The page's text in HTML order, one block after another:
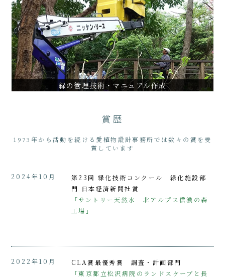
緑の管理技術・マニュアル作成
沖縄緑化樹木剪定調査
大本山永平寺伽藍周辺樹木（スギ巨木）維持管理計画
街路樹剪定ハンドブック作成
VIEW ALL
賞歴
1973年から活動を続ける愛植物設計事務所では数々の賞を受
賞しています
2024年10月
第23回 緑化技術コンクール 緑化施設部
門 日本経済新聞社賞
「サントリー天然水 北アルプス信濃の森
工場」
2022年10月
CLA賞最優秀賞 調査・計画部門
「東京都立松沢病院のランドスケープと長